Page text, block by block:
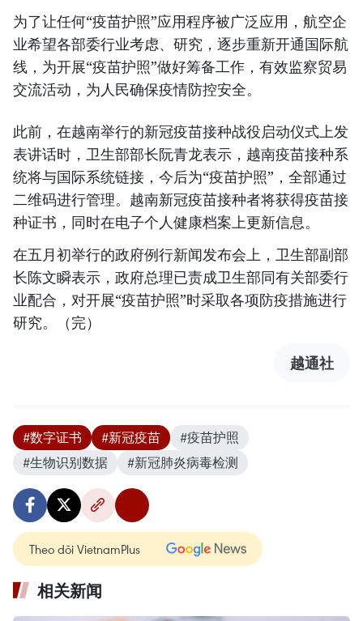
为了让任何“疫苗护照”应用程序被广泛应用，航空企
业希望各部委行业考虑、研究，逐步重新开通国际航
线，为开展“疫苗护照”做好筹备工作，有效监察贸易
交流活动，为人民确保疫情防控安全。
此前，在越南举行的新冠疫苗接种战役启动仪式上发
表讲话时，卫生部部长阮青龙表示，越南疫苗接种系
统将与国际系统链接，今后为“疫苗护照”，全部通过
二维码进行管理。越南新冠疫苗接种者将获得疫苗接
种证书，同时在电子个人健康档案上更新信息。
在五月初举行的政府例行新闻发布会上，卫生部副部
长陈文瞬表示，政府总理已责成卫生部同有关部委行
业配合，对开展“疫苗护照”时采取各项防疫措施进行
研究。（完）
越通社
#数字证书 #新冠疫苗
#疫苗护照
#生物识别数据
#新冠肺炎病毒检测
Theo dõi VietnamPlus
相关新闻